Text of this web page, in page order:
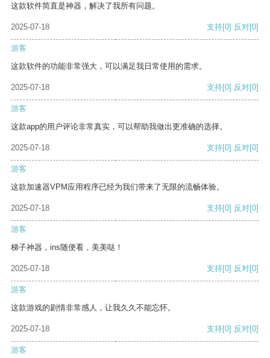
这款软件简直是神器，解决了我所有问题。
2025-07-18 支持[0] 反对[0]
游客
这款软件的功能非常强大，可以满足我日常使用的需求。
2025-07-18 支持[0] 反对[0]
游客
这款app的用户评论非常真实，可以帮助我做出更准确的选择。
2025-07-18 支持[0] 反对[0]
游客
这款加速器VPM应用程序已经为我们带来了无限的流畅体验。
2025-07-18 支持[0] 反对[0]
游客
梯子神器，ins随便看，美美哒！
2025-07-18 支持[0] 反对[0]
游客
这款游戏的剧情非常感人，让我久久不能忘怀。
2025-07-18 支持[0] 反对[0]
游客